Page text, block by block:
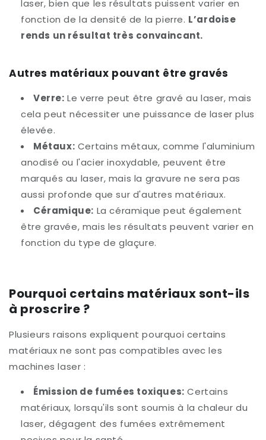
laser, bien que les résultats puissent varier en
fonction de la densité de la pierre. L’ardoise
rends un résultat très convaincant.
Autres matériaux pouvant être gravés
Verre: Le verre peut être gravé au laser, mais
cela peut nécessiter une puissance de laser plus
élevée.
Métaux: Certains métaux, comme l'aluminium
anodisé ou l'acier inoxydable, peuvent être
marqués au laser, mais la gravure ne sera pas
aussi profonde que sur d'autres matériaux.
Céramique: La céramique peut également
être gravée, mais les résultats peuvent varier en
fonction du type de glaçure.
Pourquoi certains matériaux sont-ils
à proscrire ?
Plusieurs raisons expliquent pourquoi certains
matériaux ne sont pas compatibles avec les
machines laser :
Émission de fumées toxiques: Certains
matériaux, lorsqu'ils sont soumis à la chaleur du
laser, dégagent des fumées extrêmement